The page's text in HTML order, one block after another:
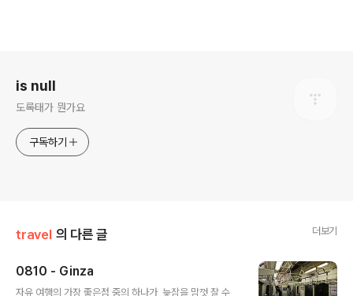
is null
도록태가 뭔가요
구독하기
travel 의 다른 글 더보기
0810 - Ginza
자유 여행의 가장 좋은점 중의 하나가, 늦잠을 맘껏 잘 수